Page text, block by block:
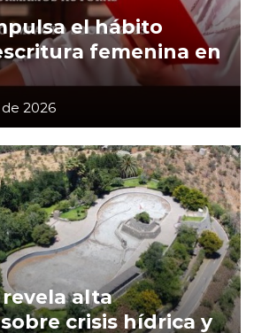
el hábito
femenina en
2026
alta
crisis hídrica y